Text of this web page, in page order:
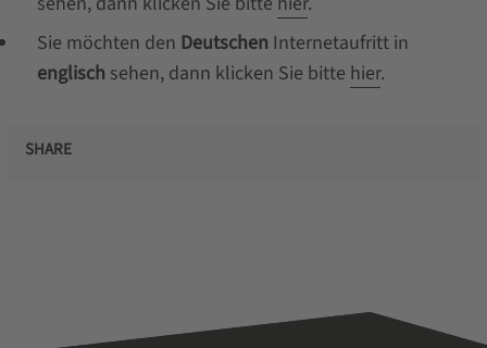
Sie möchten den Deutschen Internetaufritt in
englisch sehen, dann klicken Sie bitte hier.
SHARE